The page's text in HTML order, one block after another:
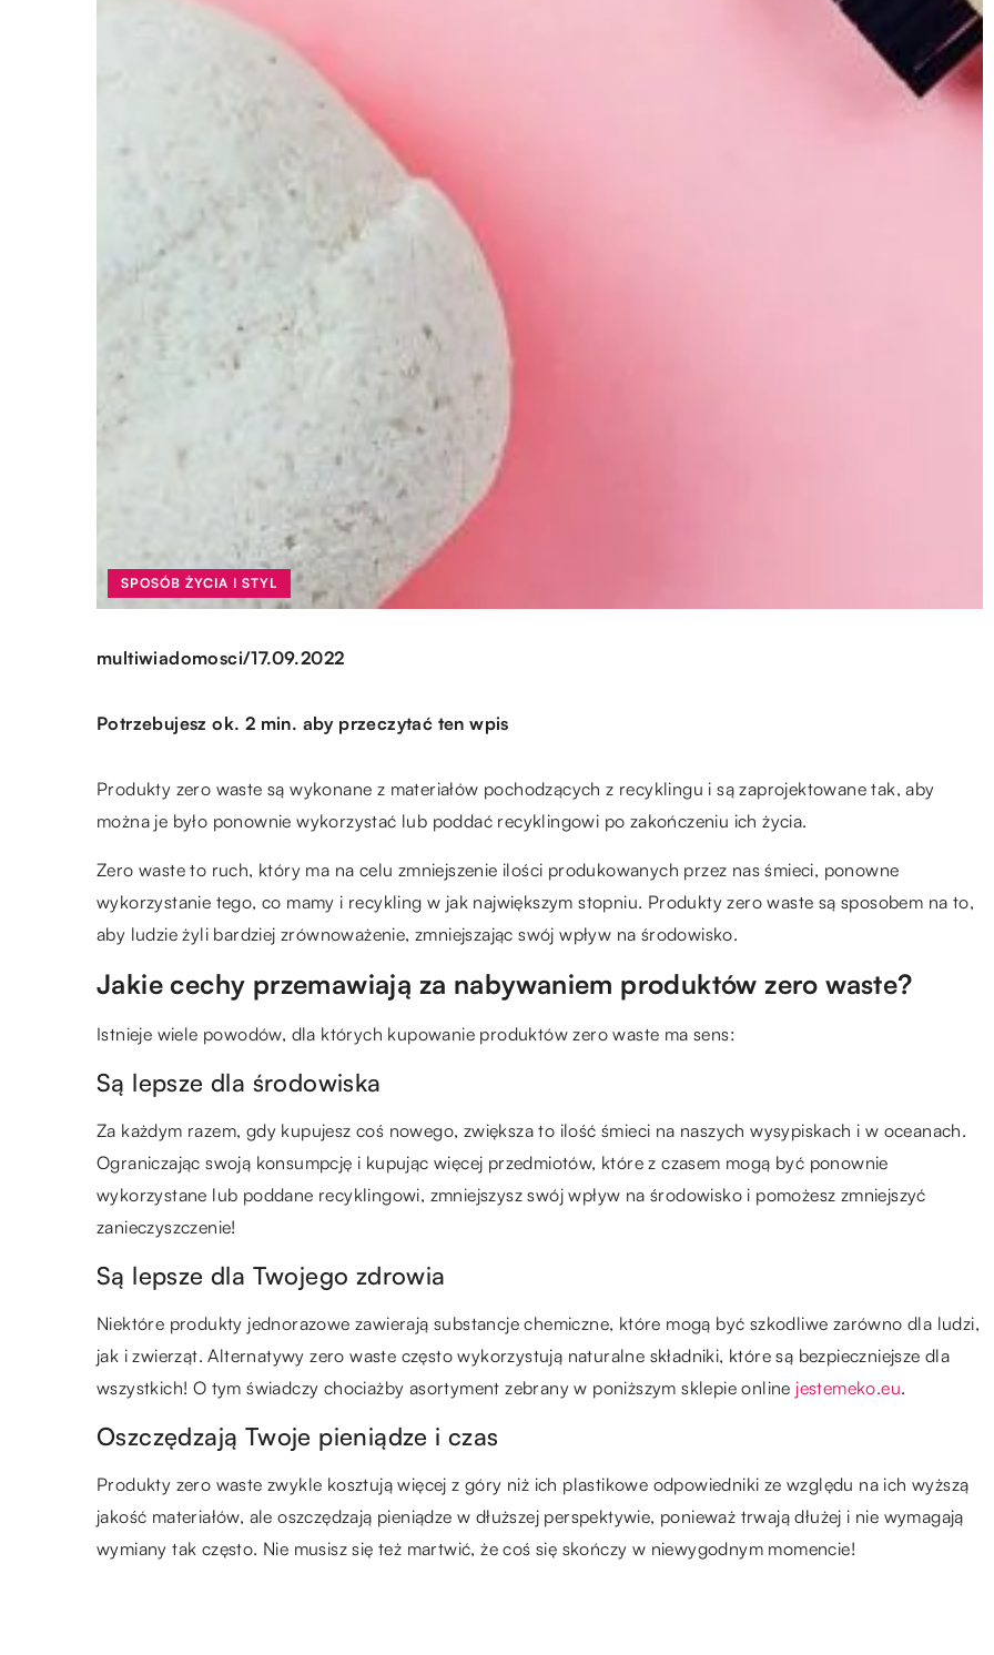
SPOSÓB ŻYCIA I STYL
multiwiadomosci/17.09.2022
Potrzebujesz ok. 2 min. aby przeczytać ten wpis
Produkty zero waste są wykonane z materiałów pochodzących z recyklingu i są zaprojektowane tak, aby
można je było ponownie wykorzystać lub poddać recyklingowi po zakończeniu ich życia.
Zero waste to ruch, który ma na celu zmniejszenie ilości produkowanych przez nas śmieci, ponowne
wykorzystanie tego, co mamy i recykling w jak największym stopniu. Produkty zero waste są sposobem na to,
aby ludzie żyli bardziej zrównoważenie, zmniejszając swój wpływ na środowisko.
Jakie cechy przemawiają za nabywaniem produktów zero waste?
Istnieje wiele powodów, dla których kupowanie produktów zero waste ma sens:
Są lepsze dla środowiska
Za każdym razem, gdy kupujesz coś nowego, zwiększa to ilość śmieci na naszych wysypiskach i w oceanach.
Ograniczając swoją konsumpcję i kupując więcej przedmiotów, które z czasem mogą być ponownie
wykorzystane lub poddane recyklingowi, zmniejszysz swój wpływ na środowisko i pomożesz zmniejszyć
zanieczyszczenie!
Są lepsze dla Twojego zdrowia
Niektóre produkty jednorazowe zawierają substancje chemiczne, które mogą być szkodliwe zarówno dla ludzi,
jak i zwierząt. Alternatywy zero waste często wykorzystują naturalne składniki, które są bezpieczniejsze dla
wszystkich! O tym świadczy chociażby asortyment zebrany w poniższym sklepie online jestemeko.eu.
Oszczędzają Twoje pieniądze i czas
Produkty zero waste zwykle kosztują więcej z góry niż ich plastikowe odpowiedniki ze względu na ich wyższą
jakość materiałów, ale oszczędzają pieniądze w dłuższej perspektywie, ponieważ trwają dłużej i nie wymagają
wymiany tak często. Nie musisz się też martwić, że coś się skończy w niewygodnym momencie!